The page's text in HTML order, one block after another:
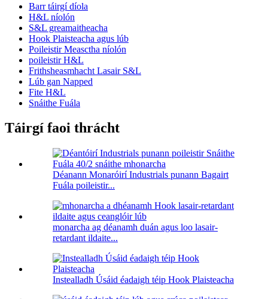
Barr táirgí díola
H&L níolón
S&L greamaitheacha
Hook Plaisteacha agus lúb
Poileistir Measctha níolón
poileistir H&L
Frithsheasmhacht Lasair S&L
Lúb gan Napped
Fite H&L
Snáithe Fuála
Táirgí faoi thrácht
Déanann Monaróirí Industrials punann Bagairt
Fuála poileistir...
monarcha ag déanamh duán agus loo lasair-
retardant ildaite...
Instealladh Úsáid éadaigh téip Hook Plaisteacha